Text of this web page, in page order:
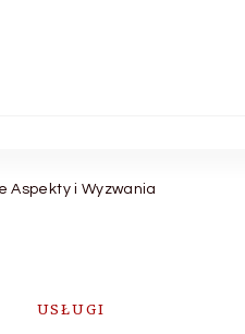
Aspekty i Wyzwania
USŁUGI